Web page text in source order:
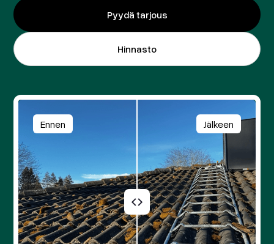
Pyydä tarjous
Hinnasto
Ennen Jälkeen